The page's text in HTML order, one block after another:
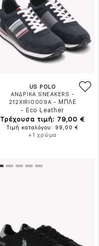
US POLO
ΑΝΔΡΙΚΑ SNEAKERS -
212XIRIO009A - ΜΠΛΕ
- Eco Leather
Τρέχουσα τιμή: 79,00 €
Τιμή καταλόγου: 99,00 €
+1 χρώμα